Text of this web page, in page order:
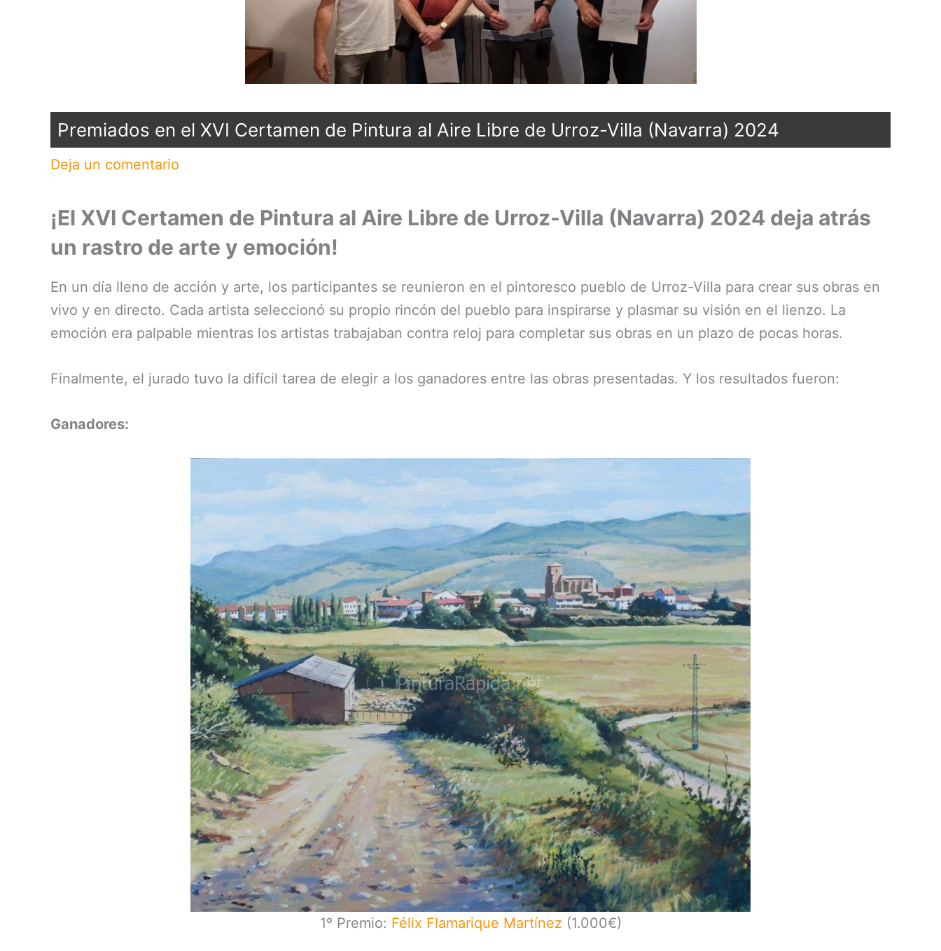
Premiados en el XVI Certamen de Pintura al Aire Libre de Urroz-Villa (Navarra) 2024
Deja un comentario
¡El XVI Certamen de Pintura al Aire Libre de Urroz-Villa (Navarra) 2024 deja atrás
un rastro de arte y emoción!
En un día lleno de acción y arte, los participantes se reunieron en el pintoresco pueblo de Urroz-Villa para crear sus obras en
vivo y en directo. Cada artista seleccionó su propio rincón del pueblo para inspirarse y plasmar su visión en el lienzo. La
emoción era palpable mientras los artistas trabajaban contra reloj para completar sus obras en un plazo de pocas horas.
Finalmente, el jurado tuvo la difícil tarea de elegir a los ganadores entre las obras presentadas. Y los resultados fueron:
Ganadores:
1º Premio: Félix Flamarique Martínez (1.000€)